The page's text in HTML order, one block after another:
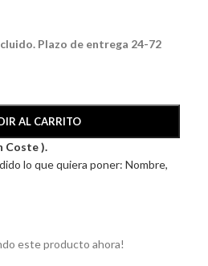
Plazo de entrega 24-72
AL CARRITO
Coste ).
lo que quiera poner: Nombre,
este producto ahora!